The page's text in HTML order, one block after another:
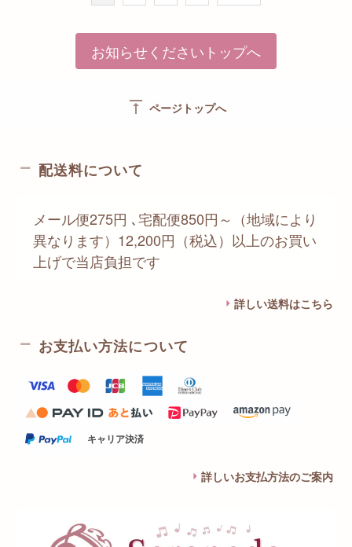
お知らせくださいトップへ
vertical_align_top ページトップへ
配送料について
メール便275円 ､宅配便850円～（地域により
異なります）12,200円（税込）以上のお買い
上げで当店負担です
詳しい送料はこちら
お支払い方法について
キャリア決済
詳しいお支払方法のご案内